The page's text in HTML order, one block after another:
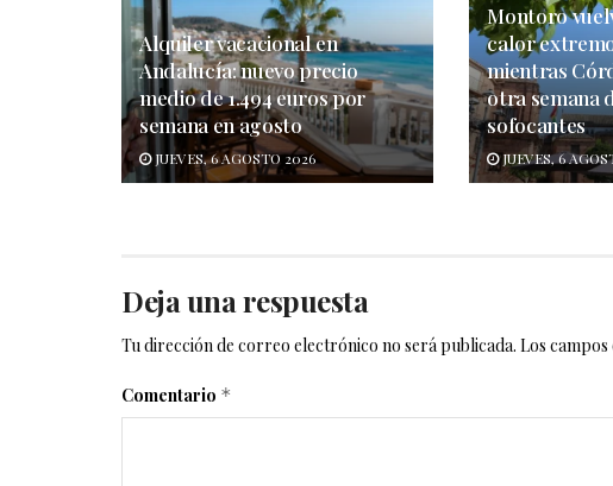
Alquiler vacacional en
Andalucía: nuevo precio
medio de 1.494 euros por
semana en agosto
JUEVES, 6 AGOSTO 2026
Montoro
calor
mientras
otra semana
sofocantes
JUEVES, 6
Deja una respuesta
Tu dirección de correo electrónico no será publicada. Los
Comentario *